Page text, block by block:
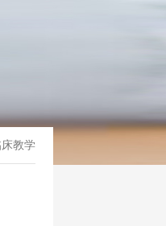
教学